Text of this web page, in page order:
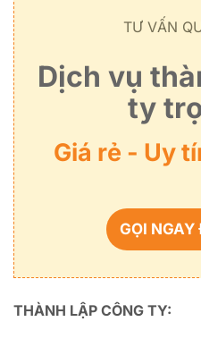
TƯ VẤN
Dịch vụ
ty
Giá rẻ - Uy
GỌI NGAY
THÀNH LẬP CÔNG TY: